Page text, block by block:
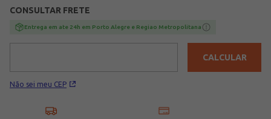
CONSULTAR FRETE
Entrega em ate 24h em Porto Alegre e Regiao Metropolitana
Não sei meu CEP
CALCULAR